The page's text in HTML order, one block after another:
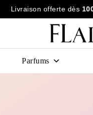
Livraison offerte dès
Parfums